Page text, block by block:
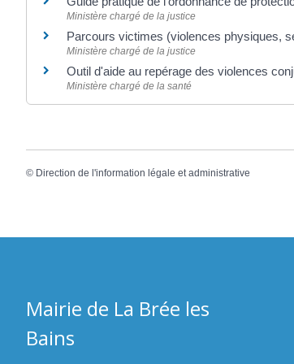
Ministère chargé de la justice
Parcours victimes (violences physiques,
Ministère chargé de la justice
Outil d'aide au repérage des violences
Ministère chargé de la santé
© Direction de l'information légale et administrative
Mairie de La Brée les
Bains